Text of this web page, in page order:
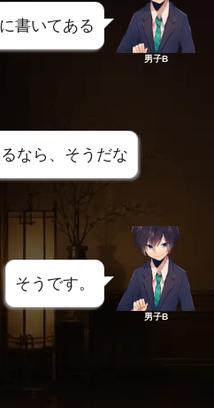
書いてある
男子B
なら、そうだな
そうです。
男子B